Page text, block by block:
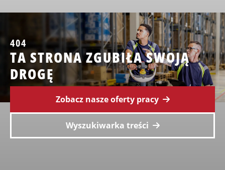
404
TA STRONA ZGUBIŁA SWOJĄ
DROGĘ
Zobacz nasze oferty pracy
Wyszukiwarka treści